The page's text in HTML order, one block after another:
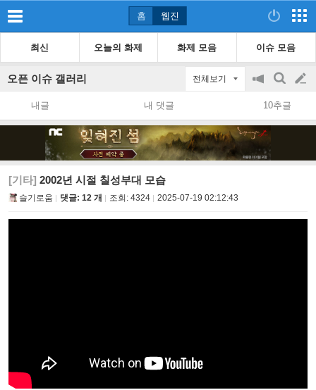
홈 웹진
최신 오늘의 화제 화제 모음 이슈 모음
오픈 이슈 갤러리 전체보기
공
지
on/off
검
색
글
쓰
내글 내 댓글 10추글
[기타] 2002년 시절 칠성부대 모습
슬기로움 댓글: 12 개 조회: 4324 2025-07-19 02:12:43